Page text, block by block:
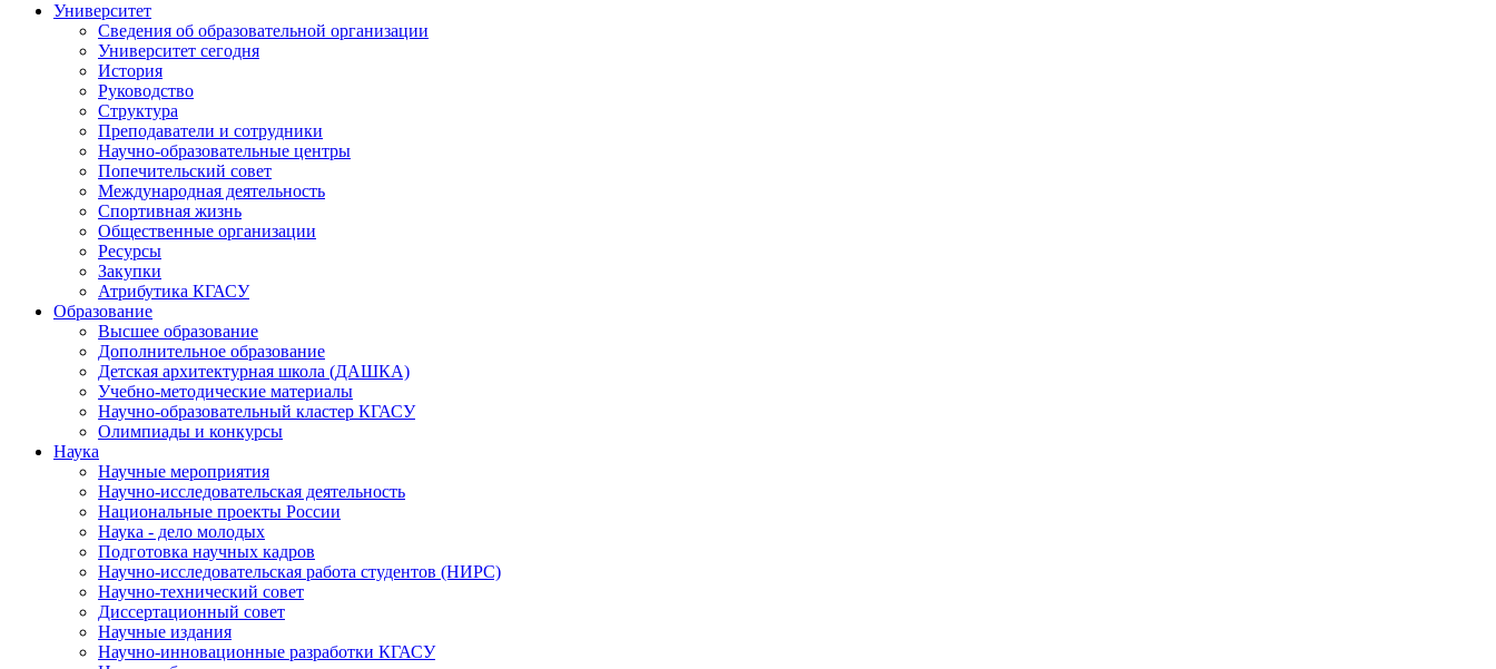
Университет
Сведения об образовательной организации
Университет сегодня
История
Руководство
Структура
Преподаватели и сотрудники
Научно-образовательные центры
Попечительский совет
Международная деятельность
Спортивная жизнь
Общественные организации
Ресурсы
Закупки
Атрибутика КГАСУ
Образование
Высшее образование
Дополнительное образование
Детская архитектурная школа (ДАШКА)
Учебно-методические материалы
Научно-образовательный кластер КГАСУ
Олимпиады и конкурсы
Наука
Научные мероприятия
Научно-исследовательская деятельность
Национальные проекты России
Наука - дело молодых
Подготовка научных кадров
Научно-исследовательская работа студентов (НИРС)
Научно-технический совет
Диссертационный совет
Научные издания
Научно-инновационные разработки КГАСУ